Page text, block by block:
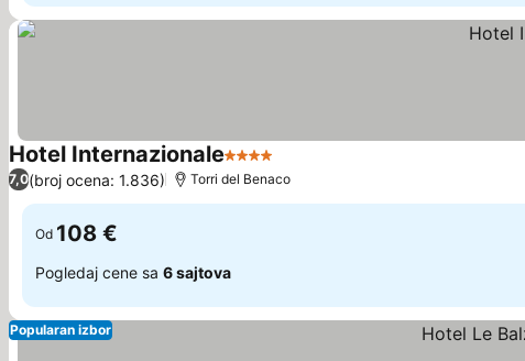
Hotel Internazionale4 Zvezdice
7,0(broj ocena: 1.836) Torri del Benaco
Od 108 €
Pogledaj cene sa 6 sajtova
Popularan izbor